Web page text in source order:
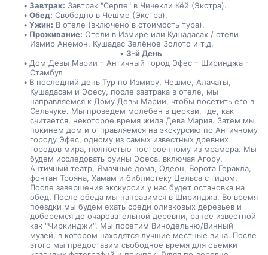
Завтрак: Завтрак "Серпе" в Чичекли Кёй (Экстра).
Обед: Свободно в Чешме (Экстра).
Ужин: В отеле (включено в стоимость тура).
Проживание: Отели в Измире или Кушадасах / отели
Измир Анемон, Кушадас Зелёное Золото и т.д.
3-й День
Дом Девы Марии – Античный город Эфес – Ширинджа -
Стамбул
В последний день Тур по Измиру, Чешме, Алачаты,
Кушадасам и Эфесу, после завтрака в отеле, мы
направляемся к Дому Девы Марии, чтобы посетить его в
Сельчуке. Мы проведем молебен в церкви, где, как
считается, некоторое время жила Дева Мария. Затем мы
покинем дом и отправляемся на экскурсию по Античному
городу Эфес, одному из самых известных древних
городов мира, полностью построенному из мрамора. Мы
будем исследовать руины Эфеса, включая Агору,
Античный театр, Ямачные дома, Одеон, Ворота Геракла,
фонтан Трояна, Хамам и библиотеку Цельса с гидом.
После завершения экскурсии у нас будет остановка на
обед. После обеда мы направимся в Ширинджа. Во время
поездки мы будем ехать среди оливковых деревьев и
доберемся до очаровательной деревни, ранее известной
как "Чиркинджи". Мы посетим Винодельню/Винный
музей, в котором находятся лучшие местные вина. После
этого мы предоставим свободное время для съемки